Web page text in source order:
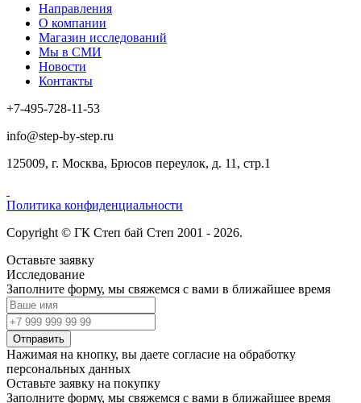
Направления
О компании
Магазин исследований
Мы в СМИ
Новости
Контакты
+7-495-728-11-53
info@step-by-step.ru
125009, г. Москва, Брюсов переулок, д. 11, стр.1
Политика конфиденциальности
Copyright © ГК Степ бай Степ 2001 - 2026.
Оставьте заявку
Исследование
Заполните форму, мы свяжемся с вами в ближайшее время
Отправить
Нажимая на кнопку, вы даете согласие на обработку
персональных данных
Оставьте заявку на покупку
Заполните форму, мы свяжемся с вами в ближайшее время